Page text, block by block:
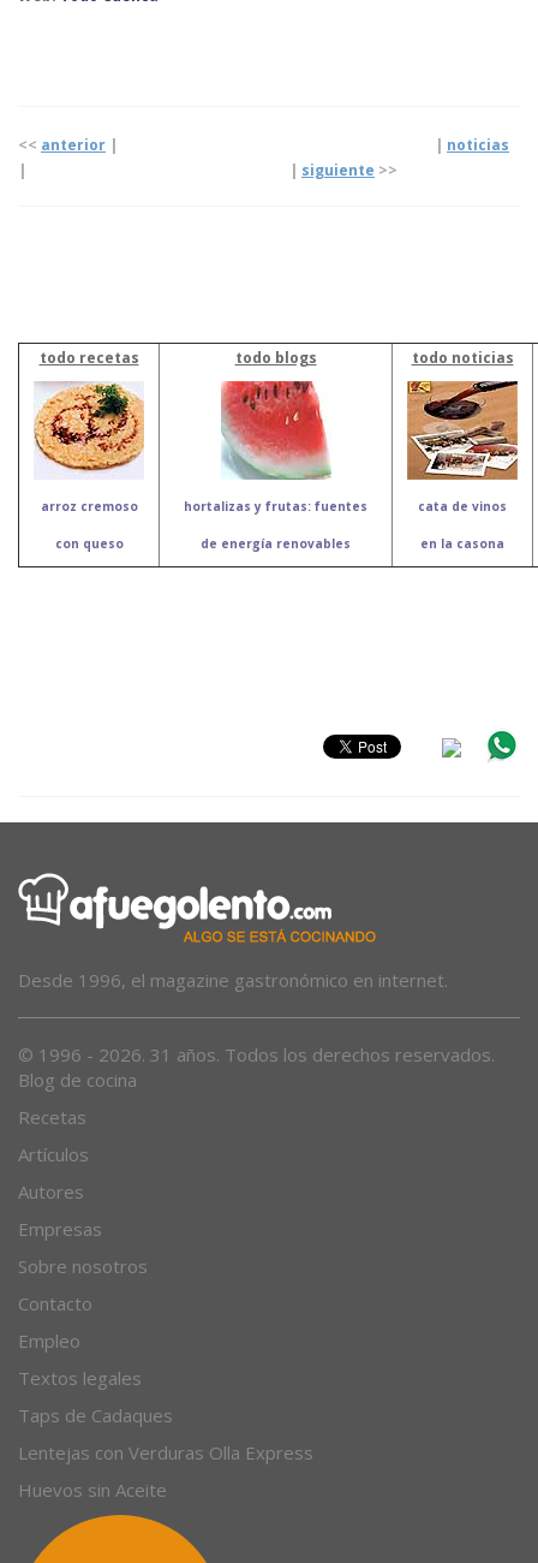
<< anterior | | noticias
| | siguiente >>
todo recetas
arroz cremoso
con queso
todo blogs
hortalizas y frutas: fuentes
de energía renovables
todo noticias
cata de vinos
en la casona
Desde 1996, el magazine gastronómico en internet.
© 1996 - 2026. 31 años. Todos los derechos reservados.
Blog de cocina
Recetas
Artículos
Autores
Empresas
Sobre nosotros
Contacto
Empleo
Textos legales
Taps de Cadaques
Lentejas con Verduras Olla Express
Huevos sin Aceite